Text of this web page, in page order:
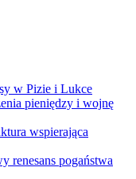
w Pizie i Lukce
pieniędzy i wojnę
wspierająca
renesans pogaństwa